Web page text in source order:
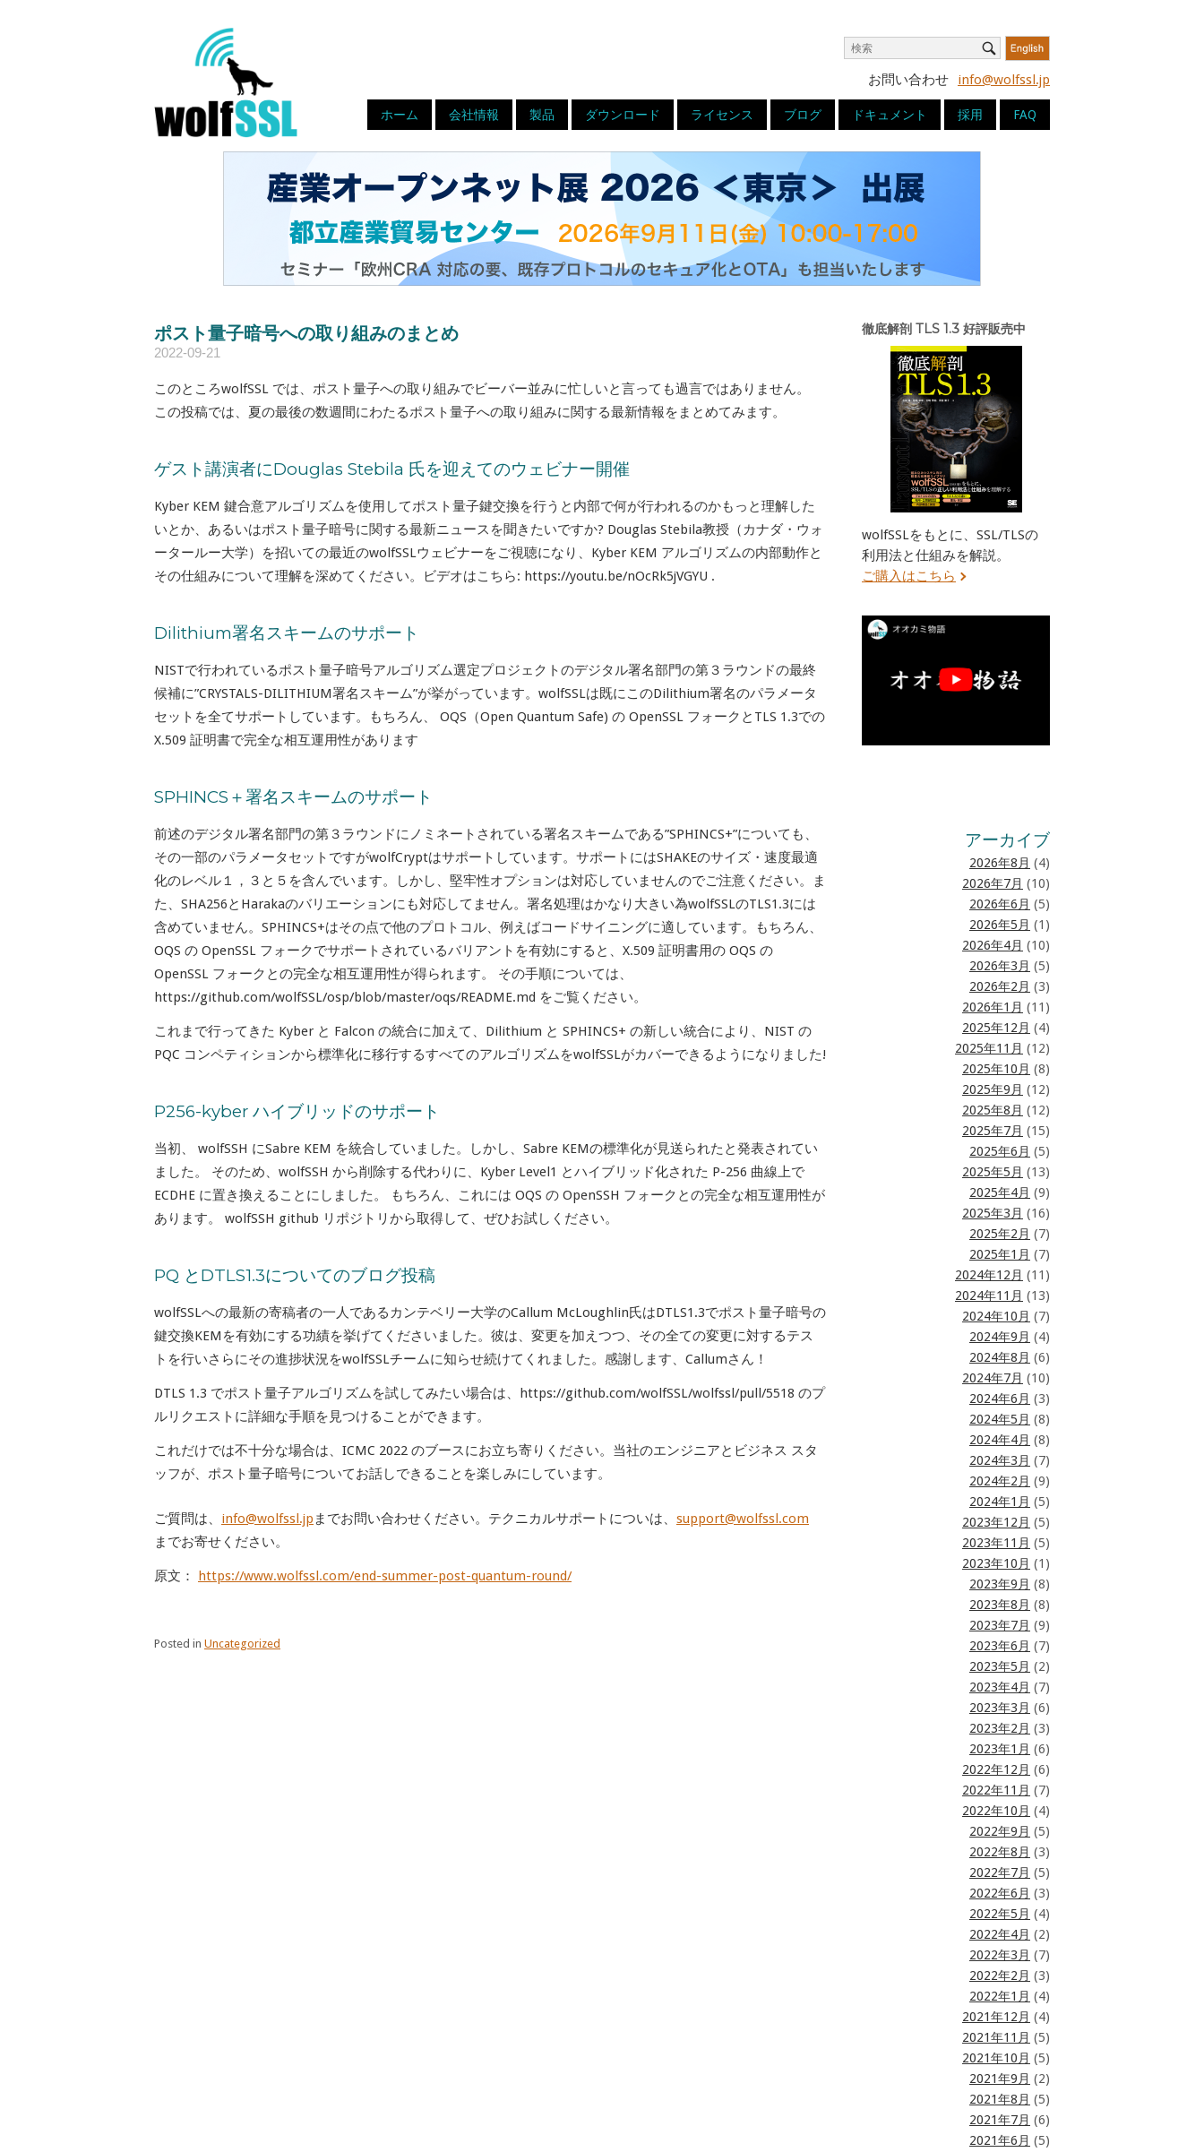
お問い合わせ info@wolfssl.jp
ホーム 会社情報 製品 ダウンロード ライセンス ブログ ドキュメント 採用 FAQ
Search
for:
Search
ポスト量子暗号への取り組みのまとめ
2022-09-21
このところwolfSSL では、ポスト量子への取り組みでビーバー並みに忙しいと言っても過言ではありません。
この投稿では、夏の最後の数週間にわたるポスト量子への取り組みに関する最新情報をまとめてみます。
ゲスト講演者にDouglas Stebila 氏を迎えてのウェビナー開催
Kyber KEM 鍵合意アルゴリズムを使用してポスト量子鍵交換を行うと内部で何が行われるのかもっと理解した
いとか、あるいはポスト量子暗号に関する最新ニュースを聞きたいですか? Douglas Stebila教授（カナダ・ウォ
ータールー大学）を招いての最近のwolfSSLウェビナーをご視聴になり、Kyber KEM アルゴリズムの内部動作と
その仕組みについて理解を深めてください。ビデオはこちら: https://youtu.be/nOcRk5jVGYU .
Dilithium署名スキームのサポート
NISTで行われているポスト量子暗号アルゴリズム選定プロジェクトのデジタル署名部門の第３ラウンドの最終
候補に”CRYSTALS-DILITHIUM署名スキーム”が挙がっています。wolfSSLは既にこのDilithium署名のパラメータ
セットを全てサポートしています。もちろん、 OQS（Open Quantum Safe) の OpenSSL フォークとTLS 1.3での
X.509 証明書で完全な相互運用性があります
SPHINCS＋署名スキームのサポート
前述のデジタル署名部門の第３ラウンドにノミネートされている署名スキームである”SPHINCS+”についても、
その一部のパラメータセットですがwolfCryptはサポートしています。サポートにはSHAKEのサイズ・速度最適
化のレベル１，３と５を含んでいます。しかし、堅牢性オプションは対応していませんのでご注意ください。ま
た、SHA256とHarakaのバリエーションにも対応してません。署名処理はかなり大きい為wolfSSLのTLS1.3には
含めていません。SPHINCS+はその点で他のプロトコル、例えばコードサイニングに適しています。もちろん、
OQS の OpenSSL フォークでサポートされているバリアントを有効にすると、X.509 証明書用の OQS の
OpenSSL フォークとの完全な相互運用性が得られます。 その手順については、
https://github.com/wolfSSL/osp/blob/master/oqs/README.md をご覧ください。
これまで行ってきた Kyber と Falcon の統合に加えて、Dilithium と SPHINCS+ の新しい統合により、NIST の
PQC コンペティションから標準化に移行するすべてのアルゴリズムをwolfSSLがカバーできるようになりました!
P256-kyber ハイブリッドのサポート
当初、 wolfSSH にSabre KEM を統合していました。しかし、Sabre KEMの標準化が見送られたと発表されてい
ました。 そのため、wolfSSH から削除する代わりに、Kyber Level1 とハイブリッド化された P-256 曲線上で
ECDHE に置き換えることにしました。 もちろん、これには OQS の OpenSSH フォークとの完全な相互運用性が
あります。 wolfSSH github リポジトリから取得して、ぜひお試しください。
PQ とDTLS1.3についてのブログ投稿
wolfSSLへの最新の寄稿者の一人であるカンテベリー大学のCallum McLoughlin氏はDTLS1.3でポスト量子暗号の
鍵交換KEMを有効にする功績を挙げてくださいました。彼は、変更を加えつつ、その全ての変更に対するテス
トを行いさらにその進捗状況をwolfSSLチームに知らせ続けてくれました。感謝します、Callumさん！
DTLS 1.3 でポスト量子アルゴリズムを試してみたい場合は、https://github.com/wolfSSL/wolfssl/pull/5518 のプ
ルリクエストに詳細な手順を見つけることができます。
これだけでは不十分な場合は、ICMC 2022 のブースにお立ち寄りください。当社のエンジニアとビジネス スタ
ッフが、ポスト量子暗号についてお話しできることを楽しみにしています。
ご質問は、 info@wolfssl.jp までお問い合わせください。テクニカルサポートについは、 support@wolfssl.com
までお寄せください。
原文： https://www.wolfssl.com/end-summer-post-quantum-round/
Posted in Uncategorized
徹底解剖 TLS 1.3 好評販売中
wolfSSLをもとに、SSL/TLSの
利用法と仕組みを解説。
ご購入はこちら
アーカイブ
2026年8月 (4)
2026年7月 (10)
2026年6月 (5)
2026年5月 (1)
2026年4月 (10)
2026年3月 (5)
2026年2月 (3)
2026年1月 (11)
2025年12月 (4)
2025年11月 (12)
2025年10月 (8)
2025年9月 (12)
2025年8月 (12)
2025年7月 (15)
2025年6月 (5)
2025年5月 (13)
2025年4月 (9)
2025年3月 (16)
2025年2月 (7)
2025年1月 (7)
2024年12月 (11)
2024年11月 (13)
2024年10月 (7)
2024年9月 (4)
2024年8月 (6)
2024年7月 (10)
2024年6月 (3)
2024年5月 (8)
2024年4月 (8)
2024年3月 (7)
2024年2月 (9)
2024年1月 (5)
2023年12月 (5)
2023年11月 (5)
2023年10月 (1)
2023年9月 (8)
2023年8月 (8)
2023年7月 (9)
2023年6月 (7)
2023年5月 (2)
2023年4月 (7)
2023年3月 (6)
2023年2月 (3)
2023年1月 (6)
2022年12月 (6)
2022年11月 (7)
2022年10月 (4)
2022年9月 (5)
2022年8月 (3)
2022年7月 (5)
2022年6月 (3)
2022年5月 (4)
2022年4月 (2)
2022年3月 (7)
2022年2月 (3)
2022年1月 (4)
2021年12月 (4)
2021年11月 (5)
2021年10月 (5)
2021年9月 (2)
2021年8月 (5)
2021年7月 (6)
2021年6月 (5)